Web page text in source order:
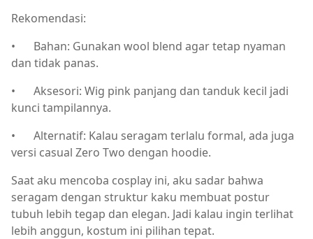
Rekomendasi:
•
Bahan: Gunakan wool blend agar tetap nyaman
dan tidak panas.
•
Aksesori: Wig pink panjang dan tanduk kecil jadi
kunci tampilannya.
•
Alternatif: Kalau seragam terlalu formal, ada juga
versi casual Zero Two dengan hoodie.
Saat aku mencoba cosplay ini, aku sadar bahwa
seragam dengan struktur kaku membuat postur
tubuh lebih tegap dan elegan. Jadi kalau ingin terlihat
lebih anggun, kostum ini pilihan tepat.